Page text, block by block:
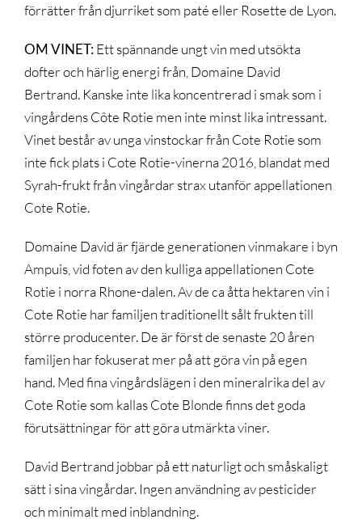
förrätter från djurriket som paté eller Rosette de Lyon.
OM VINET:Ett spännande ungt vin med utsökta
dofter och härlig energi från, Domaine David
Bertrand. Kanske inte lika koncentrerad i smak som i
vingårdens Côte Rotie men inte minst lika intressant.
Vinet består av unga vinstockar från Cote Rotie som
inte fick plats i Cote Rotie-vinerna 2016, blandat med
Syrah-frukt från vingårdar strax utanför appellationen
Cote Rotie.
Domaine David är fjärde generationen vinmakare i byn
Ampuis, vid foten av den kulliga appellationen Cote
Rotie i norra Rhone-dalen. Av de ca åtta hektaren vin i
Cote Rotie har familjen traditionellt sålt frukten till
större producenter. De är först de senaste 20 åren
familjen har fokuserat mer på att göra vin på egen
hand. Med fina vingårdslägen i den mineralrika del av
Cote Rotie som kallas Cote Blonde finns det goda
förutsättningar för att göra utmärkta viner.
David Bertrand jobbar på ett naturligt och småskaligt
sätt i sina vingårdar. Ingen användning av pesticider
och minimalt med inblandning.